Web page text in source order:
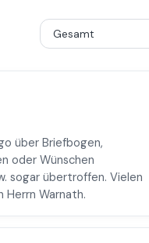
über Briefbogen,
oder Wünschen
sogar übertroffen. Vielen
Herrn Warnath.